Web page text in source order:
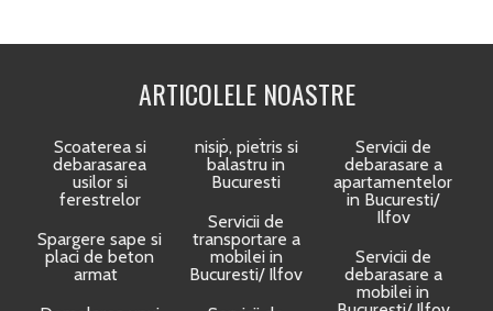
ARTICOLELE NOASTRE
Scoaterea si
debarasarea
usilor si
ferestrelor
Spargere sape si
placi de beton
armat
nisip, pietris si
balastru in
Bucuresti
Servicii de
transportare a
mobilei in
Bucuresti/ Ilfov
Servicii de
debarasare a
apartamentelor
in Bucuresti/
Ilfov
Servicii de
debarasare a
mobilei in